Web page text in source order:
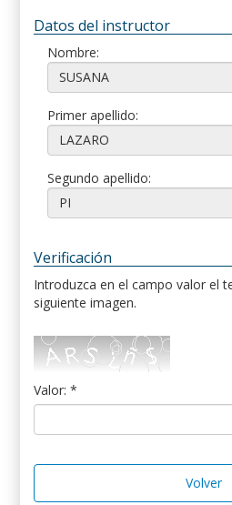
Datos del instructor
Nombre:
Primer apellido:
Segundo apellido:
Verificación
Introduzca en el campo valor el
siguiente imagen.
Valor: *
Volver